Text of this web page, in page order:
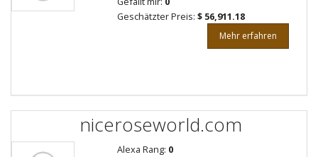
Geschätzter Preis: $ 56,911.18
Mehr erfahren
niceroseworld.com
Alexa Rang: 0